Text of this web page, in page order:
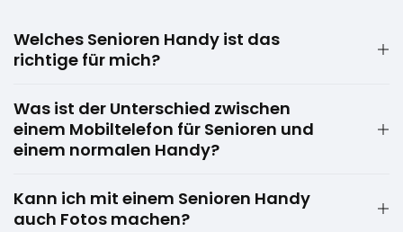
Welches Senioren Handy ist das
richtige für mich?
Was ist der Unterschied zwischen
einem Mobiltelefon für Senioren und
einem normalen Handy?
Kann ich mit einem Senioren Handy
auch Fotos machen?